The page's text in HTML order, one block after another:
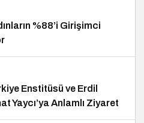
%88’i Girişimci
Enstitüsü ve Erdil
Yaycı’ya Anlamlı Ziyaret